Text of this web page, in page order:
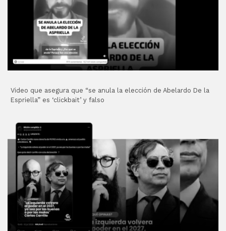
Video que asegura que “se anula la elección de Abelardo De la
Espriella” es ‘clickbait’ y falso